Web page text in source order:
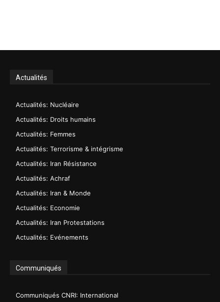
Actualités
Actualités: Nucléaire
Actualités: Droits humains
Actualités: Femmes
Actualités: Terrorisme & intégrisme
Actualités: Iran Résistance
Actualités: Achraf
Actualités: Iran & Monde
Actualités: Economie
Actualités: Iran Protestations
Actualités: Evénements
Communiqués
Communiqués CNRI: International